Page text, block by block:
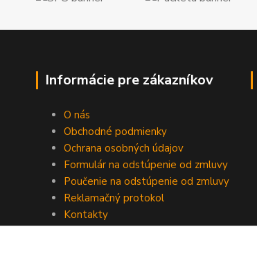
Informácie pre zákazníkov
O nás
Obchodné podmienky
Ochrana osobných údajov
Formulár na odstúpenie od zmluvy
Poučenie na odstúpenie od zmluvy
Reklamačný protokol
Kontakty